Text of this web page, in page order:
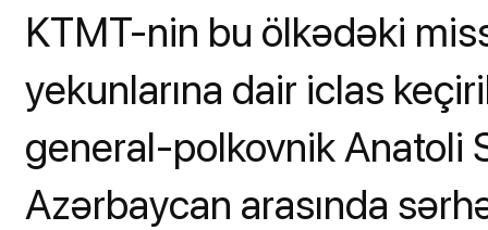
KTMT-nin bu ölkədəki
yekunlarına dair iclas
general-polkovnik Anatoli
Azərbaycan arasında